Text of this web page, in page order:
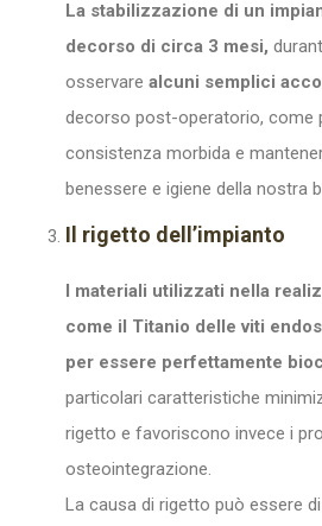
La stabilizzazione di un
decorso di circa 3 mesi,
osservare alcuni semplici
decorso post-operatorio, come
consistenza morbida e
benessere e igiene della nostra
Il rigetto dell’impianto
I materiali utilizzati nella
come il Titanio delle viti
per essere perfettamente
particolari caratteristiche
rigetto e favoriscono invece i
osteointegrazione.
La causa di rigetto può essere